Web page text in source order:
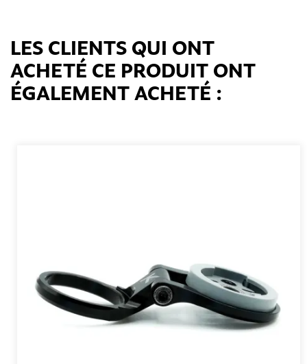
LES CLIENTS QUI ONT
ACHETÉ CE PRODUIT ONT
ÉGALEMENT ACHETÉ :